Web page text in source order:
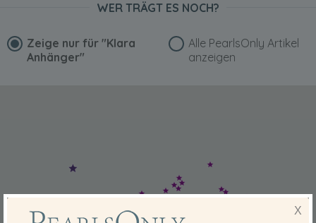
WER TRÄGT ES NOCH?
Zeige nur für "Klara
Anhänger"
Alle PearlsOnly Artikel
anzeigen
X